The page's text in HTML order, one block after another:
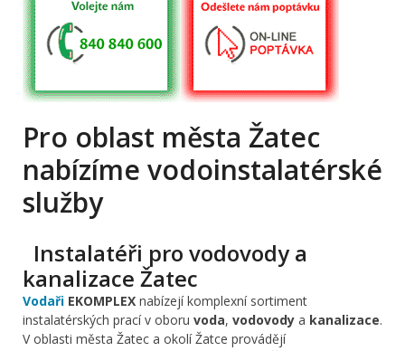
Pro oblast města Žatec
nabízíme vodoinstalatérské
služby
Instalatéři pro vodovody a
kanalizace Žatec
Vodaři EKOMPLEX nabízejí komplexní sortiment
instalatérských prací v oboru voda, vodovody a kanalizace.
V oblasti města Žatec a okolí Žatce provádějí